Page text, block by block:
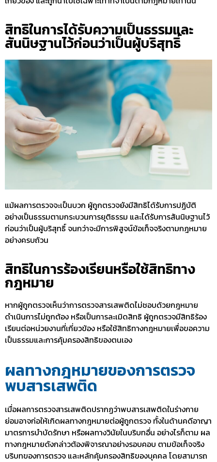
สิทธิในการได้รับความเป็นธรรมและ
สันนิษฐานไว้ก่อนว่าเป็นผู้บริสุทธิ์
แม้ผลการตรวจจะเป็นบวก ผู้ถูกตรวจยังมีสิทธิได้รับการปฏิบัติ
อย่างเป็นธรรมตามกระบวนการยุติธรรม และได้รับการสันนิษฐานไว้
ก่อนว่าเป็นผู้บริสุทธิ์ จนกว่าจะมีการพิสูจน์ข้อเท็จจริงตามกฎหมาย
อย่างครบถ้วน
สิทธิในการร้องเรียนหรือใช้สิทธิทาง
กฎหมาย
หากผู้ถูกตรวจเห็นว่าการตรวจสารเสพติดไม่ชอบด้วยกฎหมาย
ดำเนินการไม่ถูกต้อง หรือเป็นการละเมิดสิทธิ ผู้ถูกตรวจมีสิทธิร้อง
เรียนต่อหน่วยงานที่เกี่ยวข้อง หรือใช้สิทธิทางกฎหมายเพื่อขอความ
เป็นธรรมและการคุ้มครองสิทธิของตนเอง
ผลทางกฎหมายของการตรวจ
พบสารเสพติด
เมื่อผลการตรวจสารเสพติดปรากฏว่าพบสารเสพติดในร่างกาย
ย่อมอาจก่อให้เกิดผลทางกฎหมายต่อผู้ถูกตรวจ ทั้งในด้านคดีอาญา
มาตรการบำบัดรักษา หรือผลทางวินัยในบริบทอื่น อย่างไรก็ตาม ผล
ทางกฎหมายดังกล่าวต้องพิจารณาอย่างรอบคอบ ตามข้อเท็จจริง
บริบทของการตรวจ และหลักคุ้มครองสิทธิของบุคคล โดยสามารถ